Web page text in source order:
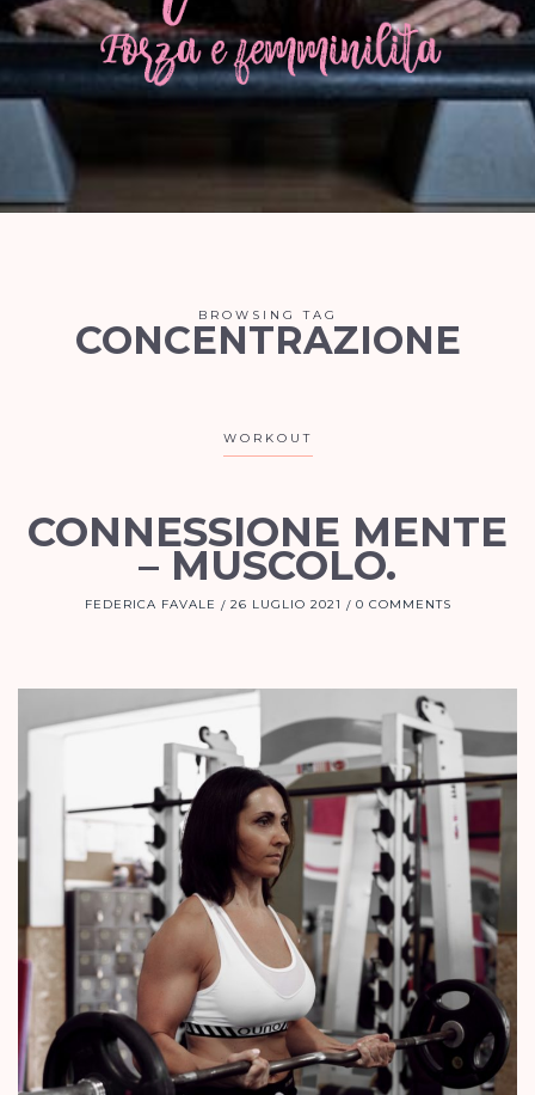
BROWSING TAG
CONCENTRAZIONE
WORKOUT
CONNESSIONE MENTE
– MUSCOLO.
FEDERICA FAVALE 26 LUGLIO 2021 0 COMMENTS